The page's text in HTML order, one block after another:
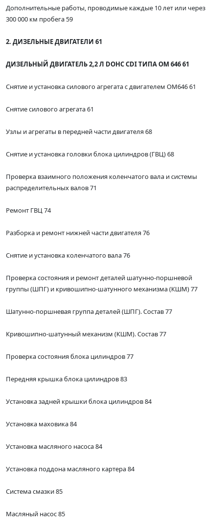
Дополнительные работы, проводимые каждые 10 лет или через
300 000 км пробега 59
2. ДИЗЕЛЬНЫЕ ДВИГАТЕЛИ 61
ДИЗЕЛЬНЫЙ ДВИГАТЕЛЬ 2,2 Л DOHC CDI ТИПА ОМ 646 61
Снятие и установка силового агрегата с двигателем ОМ646 61
Снятие силового агрегата 61
Узлы и агрегаты в передней части двигателя 68
Снятие и установка головки блока цилиндров (ГВЦ) 68
Проверка взаимного положения коленчатого вала и системы
распределительных валов 71
Ремонт ГВЦ 74
Разборка и ремонт нижней части двигателя 76
Снятие и установка коленчатого вала 76
Проверка состояния и ремонт деталей шатунно-поршневой
группы (ШПГ) и кривошипно-шатунного механизма (КШМ) 77
Шатунно-поршневая группа деталей (ШПГ). Состав 77
Кривошипно-шатунный механизм (КШМ). Состав 77
Проверка состояния блока цилиндров 77
Передняя крышка блока цилиндров 83
Установка задней крышки блока цилиндров 84
Установка маховика 84
Установка масляного насоса 84
Установка поддона масляного картера 84
Система смазки 85
Масляный насос 85